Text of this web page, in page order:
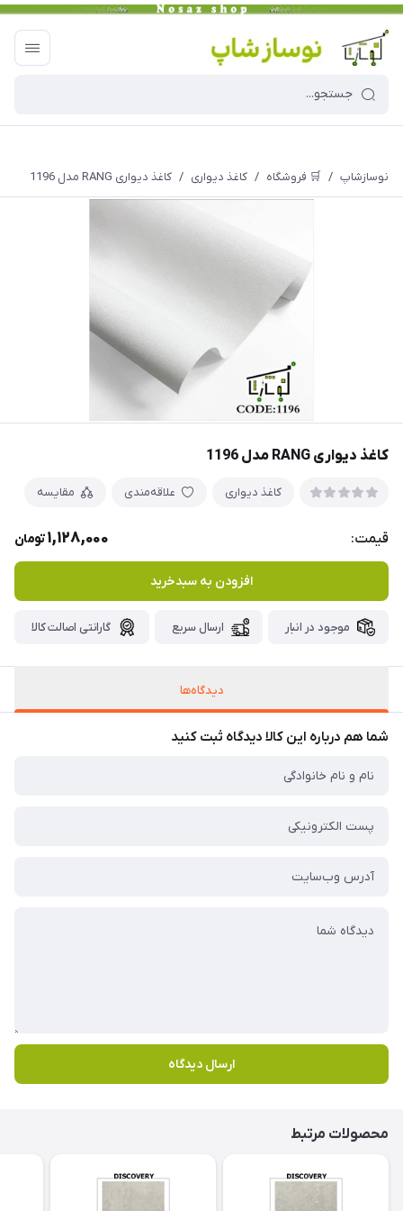
نوسازشاپ / 🛒 فروشگاه / کاغذ دیواری / کاغذ دیواری RANG مدل 1196
کاغذ دیواری RANG مدل 1196
کاغذ دیواری علاقه‌مندی مقایسه
قیمت: 1,128,000تومان
افزودن به سبدخرید
موجود در انبار ارسال سریع گارانتی اصالت کالا
دیدگاه‌ها
شما هم درباره این کالا دیدگاه ثبت کنید
ارسال دیدگاه
محصولات مرتبط